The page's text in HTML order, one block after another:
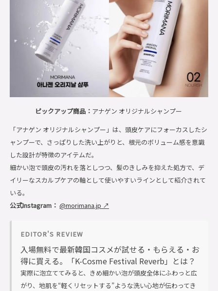
ピックアップ商品： アナゲン オリジナルシャンプー
「アナゲン オリジナルシャンプー」は、頭皮ケアにフォーカスしたシ
ャンプーで、さっぱりした洗い上がりと、根元のボリューム感を意識
した設計が特徴のアイテムだ。
細かい泡で頭皮の汚れを落としつつ、髪のきしみを抑えた処方で、デ
イリーなスカルプケアの軸として使いやすいラインとして紹介されて
いる。
公式Instagram： @morimana.jp ↗
EDITOR'S REVIEW
入場無料で最新韓国コスメが試せる・もらえる・お
得に買える。「K-Cosme Festival Reverb」とは？
実際に泡立ててみると、きめ細かい泡が頭皮全体にふわっと広
がり、地肌を“軽くリセットする”ような洗い心地が伝わってき